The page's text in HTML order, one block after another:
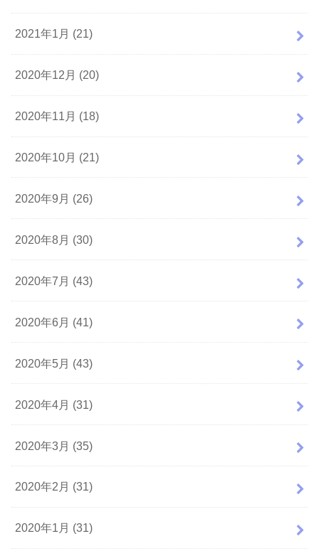
2021年1月 (21)
2020年12月 (20)
2020年11月 (18)
2020年10月 (21)
2020年9月 (26)
2020年8月 (30)
2020年7月 (43)
2020年6月 (41)
2020年5月 (43)
2020年4月 (31)
2020年3月 (35)
2020年2月 (31)
2020年1月 (31)